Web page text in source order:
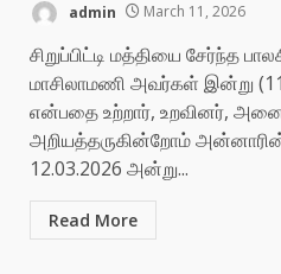
admin March 11, 2026
சிறுப்பிட்டி மத்தியை சேர்ந்த
மாசிலாமணி அவர்கள் இன்று
என்பதை உற்றார், உறவினர்,
அறியத்தருகின்றோம்
12.03.2026 அன்று...
Read More